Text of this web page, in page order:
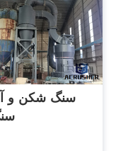
سنگ شکن و